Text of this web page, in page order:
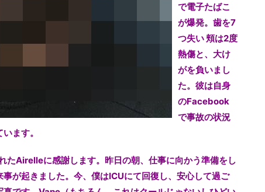
で電子たばこ
が爆発。歯を7
つ失い 頬は2度
熱傷と、大け
がを負いまし
た。彼は自身
のFacebook
で事故の状況
ます。
たAirelleに感謝します。昨日の朝、仕事に向かう準備をし
が起きました。今、僕はICUにて回復し、安心して過ご